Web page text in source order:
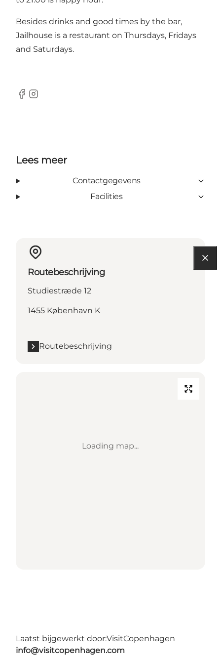
Besides drinks and good times by the bar,
Jailhouse is a restaurant on Thursdays, Fridays
and Saturdays.
Facebook
Instagram
Lees meer
Contactgegevens
Facilities
Routebeschrijving
Studiestræde 12
1455 København K
Routebeschrijving
Loading map...
Laatst bijgewerkt door:VisitCopenhagen
info@visitcopenhagen.com